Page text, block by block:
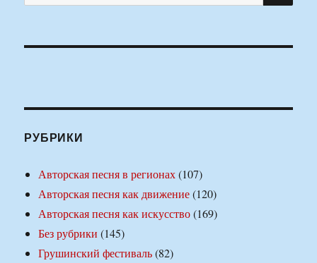
РУБРИКИ
Авторская песня в регионах(107)
Авторская песня как движение(120)
Авторская песня как искусство(169)
Без рубрики (145)
Грушинский фестиваль(82)